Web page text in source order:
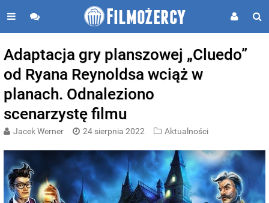
Adaptacja gry planszowej „Cluedo”
od Ryana Reynoldsa wciąż w
planach. Odnaleziono
scenarzystę filmu
Jacek Werner 24 sierpnia 2022 Aktualności